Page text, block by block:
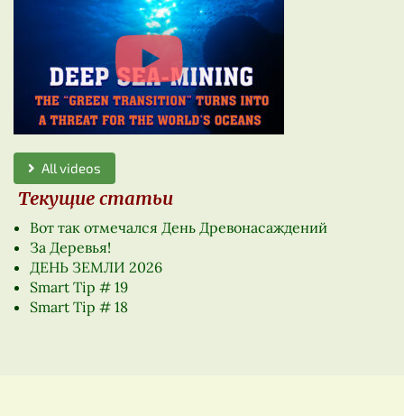
All videos
Текущие статьи
Вот так отмечался День Древонасаждений
За Деревья!
ДЕНЬ ЗЕМЛИ 2026
Smart Tip # 19
Smart Tip # 18